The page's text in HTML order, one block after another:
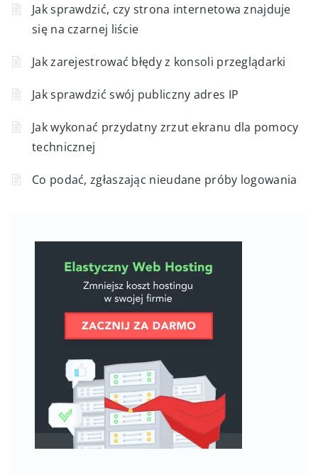
Jak sprawdzić, czy strona internetowa znajduje
się na czarnej liście
Jak zarejestrować błędy z konsoli przeglądarki
Jak sprawdzić swój publiczny adres IP
Jak wykonać przydatny zrzut ekranu dla pomocy
technicznej
Co podać, zgłaszając nieudane próby logowania